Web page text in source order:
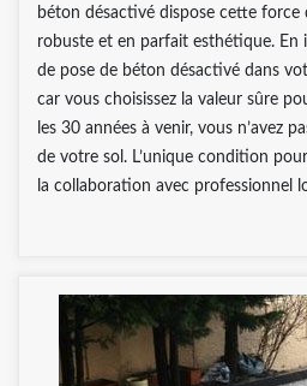
béton désactivé dispose cette force
robuste et en parfait esthétique. En
de pose de béton désactivé dans
car vous choisissez la valeur sûre
les 30 années à venir, vous n’avez
de votre sol. L’unique condition
la collaboration avec professionnel